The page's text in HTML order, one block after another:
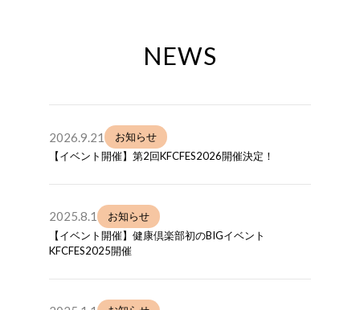
NEWS
2026.9.21
お知らせ
【イベント開催】第2回KFCFES2026開催決定！
2025.8.1
お知らせ
【イベント開催】健康倶楽部初のBIGイベント
KFCFES2025開催